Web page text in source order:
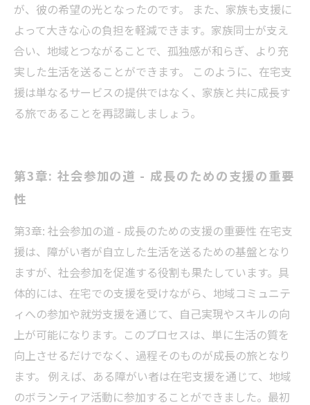
が、彼の希望の光となったのです。 また、家族も支援に
よって大きな心の負担を軽減できます。家族同士が支え
合い、地域とつながることで、孤独感が和らぎ、より充
実した生活を送ることができます。 このように、在宅支
援は単なるサービスの提供ではなく、家族と共に成長す
る旅であることを再認識しましょう。
第3章: 社会参加の道 - 成長のための支援の重要
性
第3章: 社会参加の道 - 成長のための支援の重要性 在宅支
援は、障がい者が自立した生活を送るための基盤となり
ますが、社会参加を促進する役割も果たしています。具
体的には、在宅での支援を受けながら、地域コミュニテ
ィへの参加や就労支援を通じて、自己実現やスキルの向
上が可能になります。このプロセスは、単に生活の質を
向上させるだけでなく、過程そのものが成長の旅となり
ます。 例えば、ある障がい者は在宅支援を通じて、地域
のボランティア活動に参加することができました。最初